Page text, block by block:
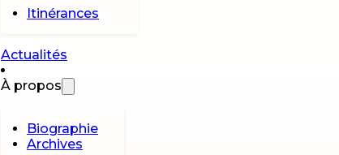
Itinérances
Actualités
À propos
Biographie
Archives